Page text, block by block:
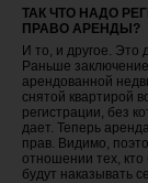
ТАК ЧТО НАДО
ПРАВО АРЕНДЫ?
И то, и другое. Это
Раньше
арендованной
снятой квартирой
регистрации, без
дает. Теперь
прав. Видимо,
отношении тех, кто
будут наказывать